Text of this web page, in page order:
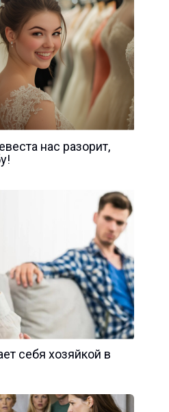
нас разорит,
себя хозяйкой в